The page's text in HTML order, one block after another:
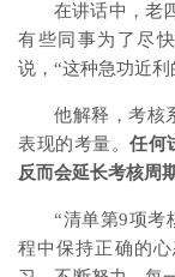
在讲话中，老
有些同事为了尽
说，“这种急功近
他解释，考核
表现的考量。 任何
反而会延长考核周
“清单第9项考
程中保持正确的